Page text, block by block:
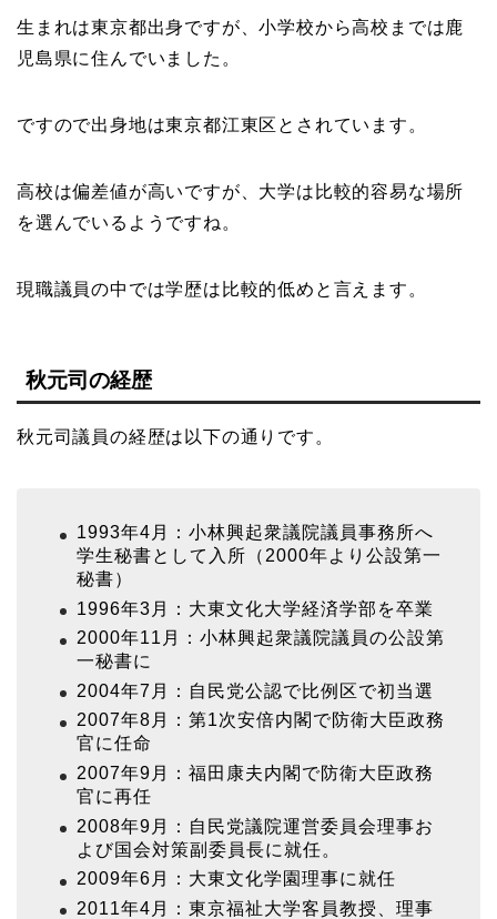
生まれは東京都出身ですが、小学校から高校までは鹿
児島県に住んでいました。
ですので出身地は東京都江東区とされています。
高校は偏差値が高いですが、大学は比較的容易な場所
を選んでいるようですね。
現職議員の中では学歴は比較的低めと言えます。
秋元司の経歴
秋元司議員の経歴は以下の通りです。
1993年4月：小林興起衆議院議員事務所へ
学生秘書として入所（2000年より公設第一
秘書）
1996年3月：大東文化大学経済学部を卒業
2000年11月：小林興起衆議院議員の公設第
一秘書に
2004年7月：自民党公認で比例区で初当選
2007年8月：第1次安倍内閣で防衛大臣政務
官に任命
2007年9月：福田康夫内閣で防衛大臣政務
官に再任
2008年9月：自民党議院運営委員会理事お
よび国会対策副委員長に就任。
2009年6月：大東文化学園理事に就任
2011年4月：東京福祉大学客員教授、理事